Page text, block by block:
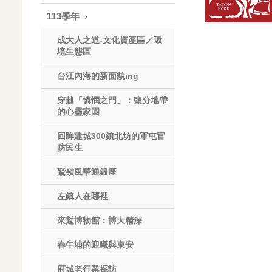
113學年
成大人之道-文化資產區／環
境生態區
台江內海的新面貌ing
穿越「憐憫之門」：鹽分地帶
的心靈家園
回眸建城300鎮北坊的軍屯官
防民生
鷲嶺風華通銀座
左鎮人在哪裡
來踅博物館：博大精深
春牛埔的迎曦與東安
府城老行業探訪